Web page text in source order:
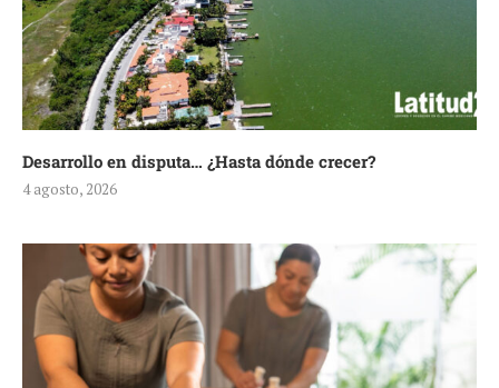
Desarrollo en disputa… ¿Hasta dónde crecer?
4 agosto, 2026